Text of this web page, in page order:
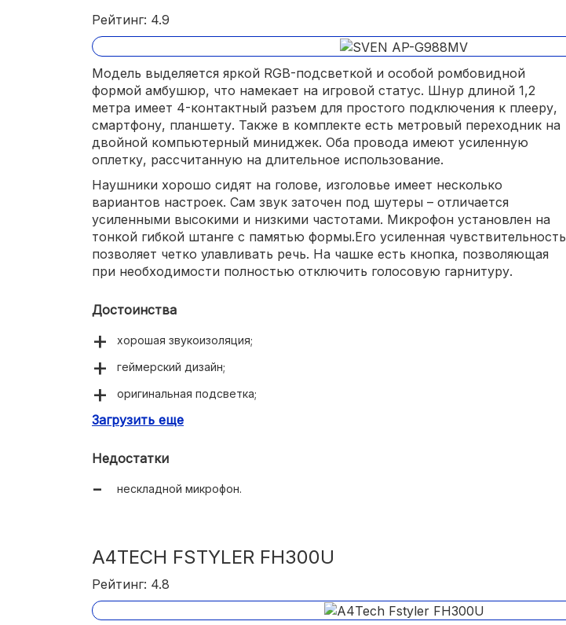
Рейтинг: 4.9
Модель выделяется яркой RGB-подсветкой и особой ромбовидной
формой амбушюр, что намекает на игровой статус. Шнур длиной 1,2
метра имеет 4-контактный разъем для простого подключения к плееру,
смартфону, планшету. Также в комплекте есть метровый переходник на
двойной компьютерный миниджек. Оба провода имеют усиленную
оплетку, рассчитанную на длительное использование.
Наушники хорошо сидят на голове, изголовье имеет несколько
вариантов настроек. Сам звук заточен под шутеры – отличается
усиленными высокими и низкими частотами. Микрофон установлен на
тонкой гибкой штанге с памятью формы.Его усиленная чувствительность
позволяет четко улавливать речь. На чашке есть кнопка, позволяющая
при необходимости полностью отключить голосовую гарнитуру.
Достоинства
хорошая звукоизоляция;
геймерский дизайн;
оригинальная подсветка;
продвинутый эквалайзер в фирменном приложении;
Загрузить еще
Недостатки
нескладной микрофон.
A4TECH FSTYLER FH300U
Рейтинг: 4.8